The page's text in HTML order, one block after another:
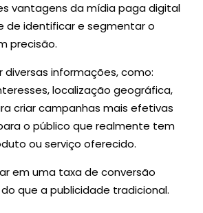
vantagens da mídia paga digital
de identificar e segmentar o
precisão.
diversas informações, como:
localização geográfica,
criar campanhas mais efetivas
o público que realmente tem
ou serviço oferecido.
em uma taxa de conversão
que a publicidade tradicional.